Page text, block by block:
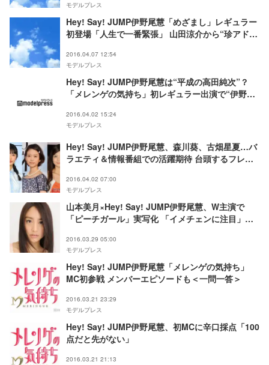
モデルプレス
Hey! Say! JUMP伊野尾慧「めざまし」レギュラー
初登場「人生で一番緊張」 山田涼介から“珍アドバ
2016.04.07 12:54
モデルプレス
Hey! Say! JUMP伊野尾慧は“平成の高田純次”？
「メレンゲの気持ち」初レギュラー出演で“伊野尾
2016.04.02 15:24
モデルプレス
Hey! Say! JUMP伊野尾慧、森川葵、古畑星夏…バ
ラエティ＆情報番組での活躍期待 台頭するフレッ
2016.04.02 07:00
モデルプレス
山本美月×Hey! Say! JUMP伊野尾慧、W主演で
「ピーチガール」実写化 「イメチェンに注目」＜
2016.03.29 05:00
モデルプレス
Hey! Say! JUMP伊野尾慧「メレンゲの気持ち」
MC初参戦 メンバーエピソードも＜一問一答＞
2016.03.21 23:29
モデルプレス
Hey! Say! JUMP伊野尾慧、初MCに辛口採点「100
点だと先がない」
2016.03.21 21:13